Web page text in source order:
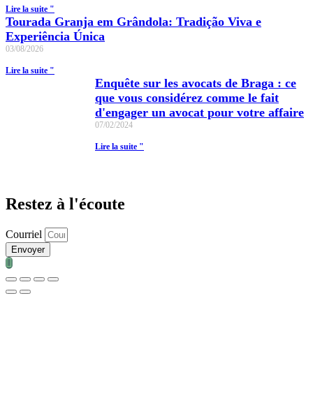
Lire la suite "
Tourada Granja em Grândola: Tradição Viva e
Experiência Única
03/08/2026
Lire la suite "
Enquête sur les avocats de Braga : ce
que vous considérez comme le fait
d'engager un avocat pour votre affaire
07/02/2024
Lire la suite "
Restez à l'écoute
Courriel
Envoyer